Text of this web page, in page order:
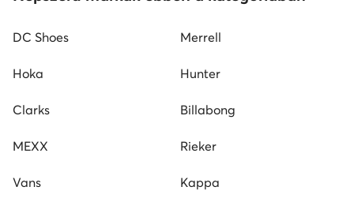
DC Shoes Merrell
Hoka Hunter
Clarks Billabong
MEXX Rieker
Vans Kappa